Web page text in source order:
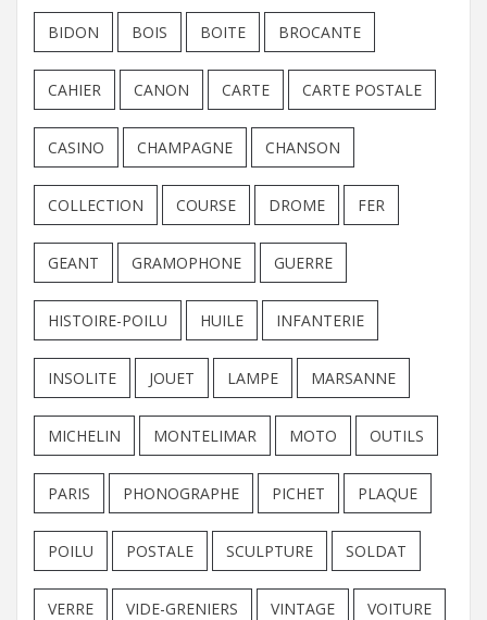
BIDON BOIS BOITE BROCANTE
CAHIER CANON CARTE CARTE POSTALE
CASINO CHAMPAGNE CHANSON
COLLECTION COURSE DROME FER
GEANT GRAMOPHONE GUERRE
HISTOIRE-POILU HUILE INFANTERIE
INSOLITE JOUET LAMPE MARSANNE
MICHELIN MONTELIMAR MOTO OUTILS
PARIS PHONOGRAPHE PICHET PLAQUE
POILU POSTALE SCULPTURE SOLDAT
VERRE VIDE-GRENIERS VINTAGE VOITURE